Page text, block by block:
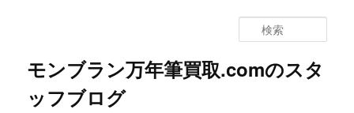
モンブラン万年筆買取.comのスタ
ッフブログ
索